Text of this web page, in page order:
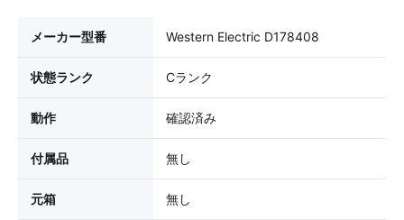
メーカー型番 Western Electric D178408
状態ランク Cランク
動作 確認済み
付属品 無し
元箱 無し